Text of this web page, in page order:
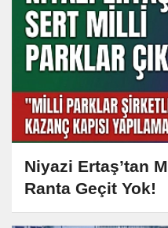
Niyazi Ertaş’tan
Ranta Geçit Yok!